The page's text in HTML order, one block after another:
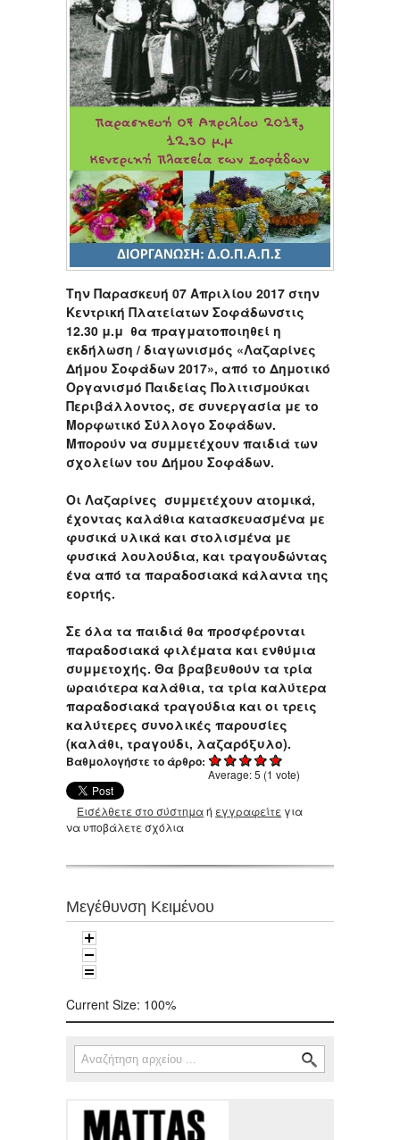
Την Παρασκευή 07 Απριλίου 2017 στην
Κεντρική Πλατείατων Σοφάδωνστις
12.30 μ.μ θα πραγματοποιηθεί η
εκδήλωση / διαγωνισμός «Λαζαρίνες
Δήμου Σοφάδων 2017», από το Δημοτικό
Οργανισμό Παιδείας Πολιτισμούκαι
Περιβάλλοντος, σε συνεργασία με το
Μορφωτικό Σύλλογο Σοφάδων.
Μπορούν να συμμετέχουν παιδιά των
σχολείων του Δήμου Σοφάδων.
Οι Λαζαρίνες συμμετέχουν ατομικά,
έχοντας καλάθια κατασκευασμένα με
φυσικά υλικά και στολισμένα με
φυσικά λουλούδια, και τραγουδώντας
ένα από τα παραδοσιακά κάλαντα της
εορτής.
Σε όλα τα παιδιά θα προσφέρονται
παραδοσιακά φιλέματα και ενθύμια
συμμετοχής. Θα βραβευθούν τα τρία
ωραιότερα καλάθια, τα τρία καλύτερα
παραδοσιακά τραγούδια και οι τρεις
καλύτερες συνολικές παρουσίες
(καλάθι, τραγούδι, λαζαρόξυλο).
Βαθμολογήστε το άρθρο:
Average:5 (1 vote)
Εισέλθετε στο σύστημαή εγγραφείτε για
να υποβάλετε σχόλια
Μεγέθυνση Κειμένου
Current Size: 100%
Φόρμα αναζήτησης
Αναζήτηση